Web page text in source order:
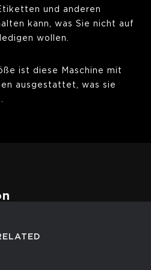
und anderen
kann, was Sie nicht auf
wollen.
ist diese Maschine mit
ausgestattet, was sie